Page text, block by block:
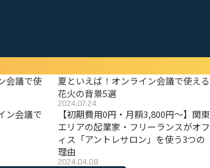
会議で使
夏といえば！オンライン会議で使える
花火の背景5選
2024.07.24
ン会議で
【初期費用0円・月額3,800円〜】関東
エリアの起業家・フリーランスがオフ
ィス「アントレサロン」を使う3つの
理由
2024.04.08